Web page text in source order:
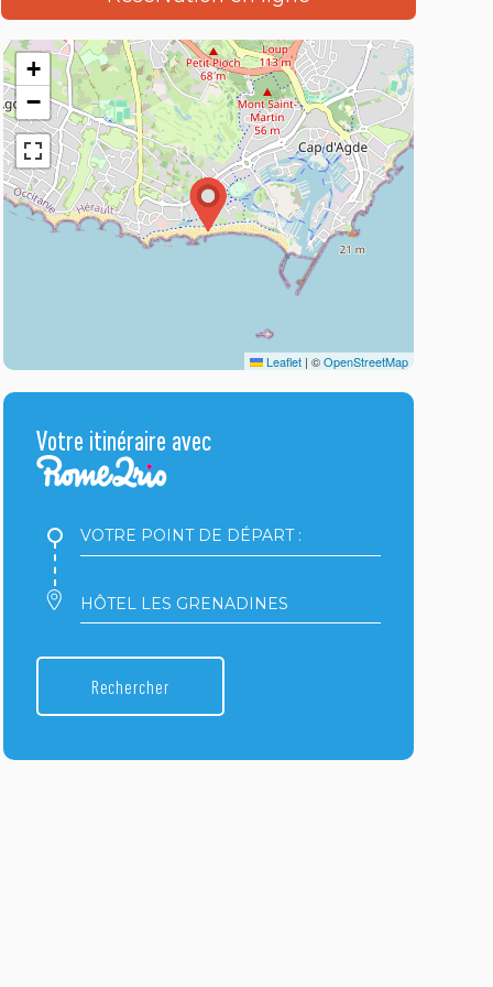
+
−
Leaflet | ©OpenStreetMap
Votre itinéraire avec
Votre
point
:Votre
point
Rechercher